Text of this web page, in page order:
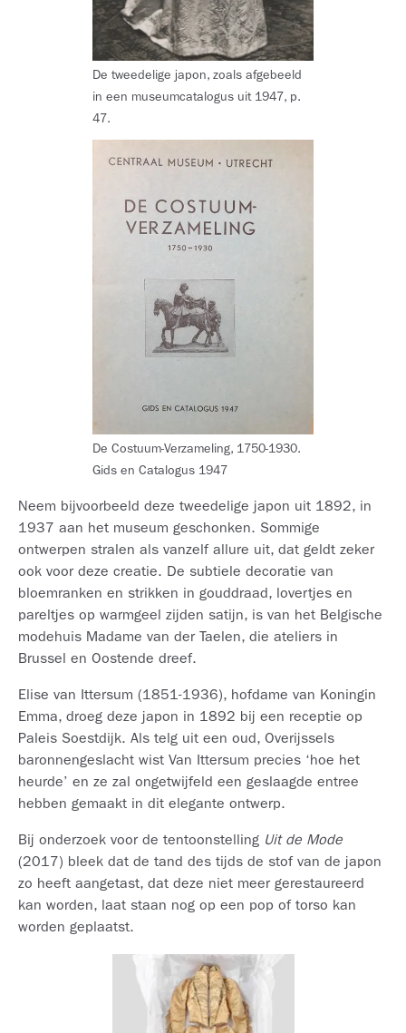
De tweedelige japon, zoals afgebeeld
in een museumcatalogus uit 1947, p.
47.
De Costuum-Verzameling, 1750-1930.
Gids en Catalogus 1947
Neem bijvoorbeeld deze tweedelige japon uit 1892, in
1937 aan het museum geschonken. Sommige
ontwerpen stralen als vanzelf allure uit, dat geldt zeker
ook voor deze creatie. De subtiele decoratie van
bloemranken en strikken in gouddraad, lovertjes en
pareltjes op warmgeel zijden satijn, is van het Belgische
modehuis Madame van der Taelen, die ateliers in
Brussel en Oostende dreef.
Elise van Ittersum (1851-1936), hofdame van Koningin
Emma, droeg deze japon in 1892 bij een receptie op
Paleis Soestdijk. Als telg uit een oud, Overijssels
baronnengeslacht wist Van Ittersum precies ‘hoe het
heurde’ en ze zal ongetwijfeld een geslaagde entree
hebben gemaakt in dit elegante ontwerp.
Bij onderzoek voor de tentoonstelling Uit de Mode
(2017) bleek dat de tand des tijds de stof van de japon
zo heeft aangetast, dat deze niet meer gerestaureerd
kan worden, laat staan nog op een pop of torso kan
worden geplaatst.